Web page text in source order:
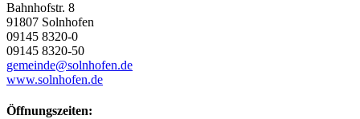
Bahnhofstr. 8
91807 Solnhofen
09145 8320-0
09145 8320-50
gemeinde@solnhofen.de
www.solnhofen.de
Öffnungszeiten: